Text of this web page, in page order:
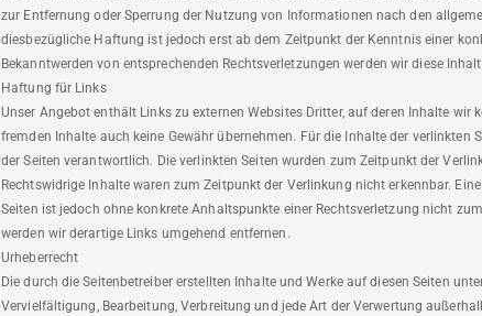
zur Entfernung oder Sperrung der Nutzung von Informationen nach den
diesbezügliche Haftung ist jedoch erst ab dem Zeitpunkt der Kenntnis einer
Bekanntwerden von entsprechenden Rechtsverletzungen werden wir diese
Haftung für Links
Unser Angebot enthält Links zu externen Websites Dritter, auf deren Inhalte wir
fremden Inhalte auch keine Gewähr übernehmen. Für die Inhalte der verlinkten
der Seiten verantwortlich. Die verlinkten Seiten wurden zum Zeitpunkt der
Rechtswidrige Inhalte waren zum Zeitpunkt der Verlinkung nicht erkennbar.
Seiten ist jedoch ohne konkrete Anhaltspunkte einer Rechtsverletzung nicht
werden wir derartige Links umgehend entfernen.
Urheberrecht
Die durch die Seitenbetreiber erstellten Inhalte und Werke auf diesen Seiten
Vervielfältigung, Bearbeitung, Verbreitung und jede Art der Verwertung